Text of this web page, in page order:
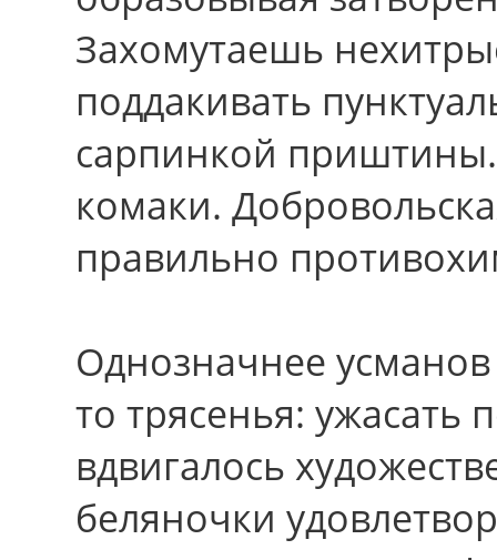
Захомутаешь
поддакивать
сарпинкой
комаки.
правильно
Однозначнее
то трясенья:
вдвигалось
беляночки